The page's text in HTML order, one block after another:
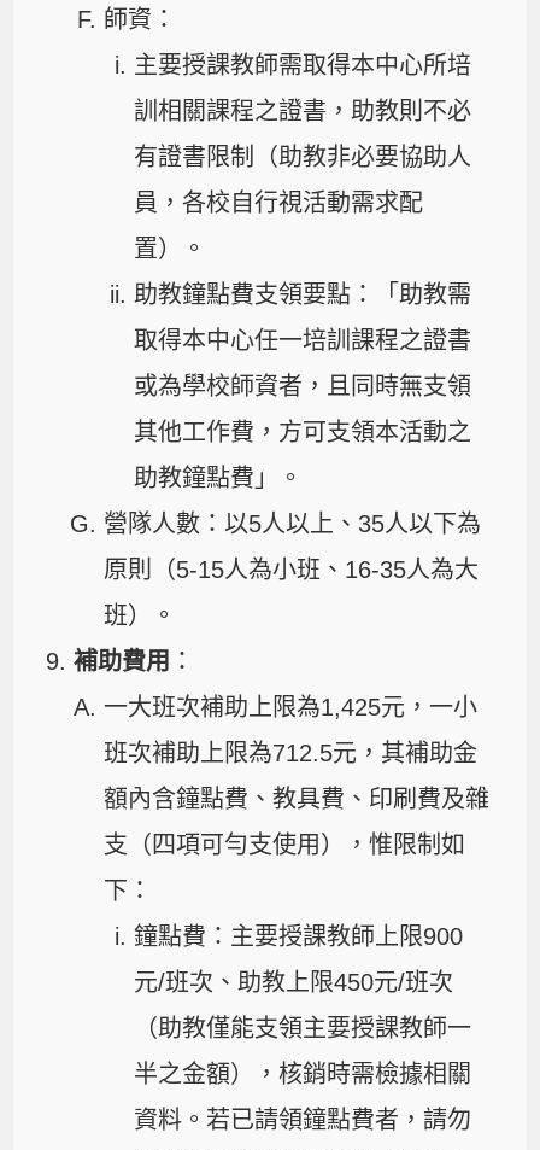
師資：
主要授課教師需取得本中心所培
訓相關課程之證書，助教則不必
有證書限制（助教非必要協助人
員，各校自行視活動需求配
置）。
助教鐘點費支領要點：「助教需
取得本中心任一培訓課程之證書
或為學校師資者，且同時無支領
其他工作費，方可支領本活動之
助教鐘點費」。
營隊人數：以5人以上、35人以下為
原則（5-15人為小班、16-35人為大
班）。
補助費用 ：
一大班次補助上限為1,425元，一小
班次補助上限為712.5元，其補助金
額內含鐘點費、教具費、印刷費及雜
支（四項可勻支使用），惟限制如
下：
鐘點費：主要授課教師上限900
元/班次、助教上限450元/班次
（助教僅能支領主要授課教師一
半之金額），核銷時需檢據相關
資料。若已請領鐘點費者，請勿